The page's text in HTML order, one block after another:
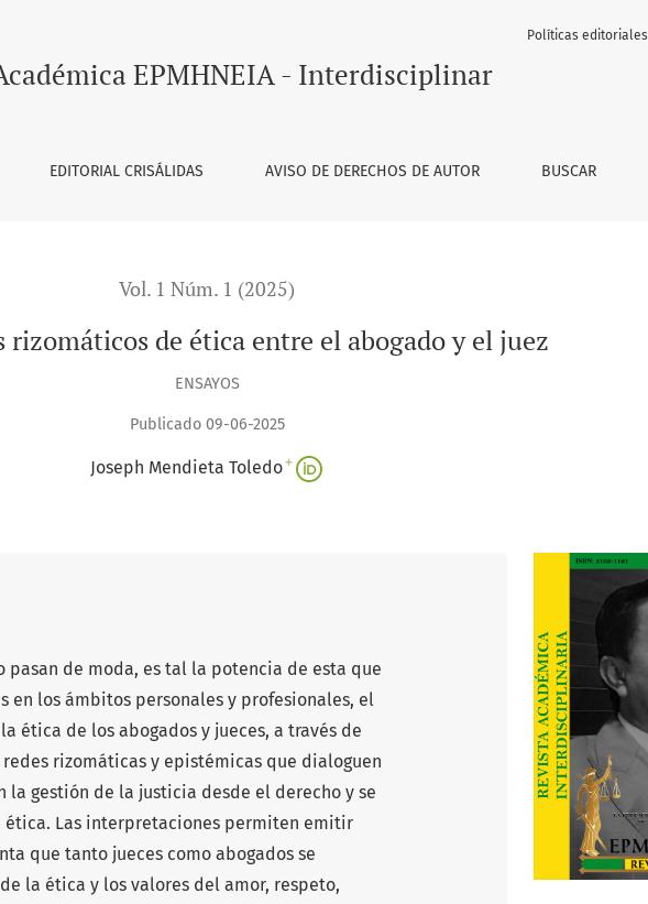
EPMHNEIA - Interdisciplinar
EDITORIAL CRISÁLIDAS AVISO DE DERECHOS DE AUTOR BUSCAR
Políticas editoriales
Vol. 1 Núm. 1 (2025)
rizomáticos de ética entre el abogado y el juez
ENSAYOS
Publicado 09-06-2025
Joseph Mendieta Toledo+
pasan de moda, es tal la potencia de esta que
en los ámbitos personales y profesionales, el
ética de los abogados y jueces, a través de
rizomáticas y epistémicas que dialoguen
gestión de la justicia desde el derecho y se
Las interpretaciones permiten emitir
que tanto jueces como abogados se
la ética y los valores del amor, respeto,